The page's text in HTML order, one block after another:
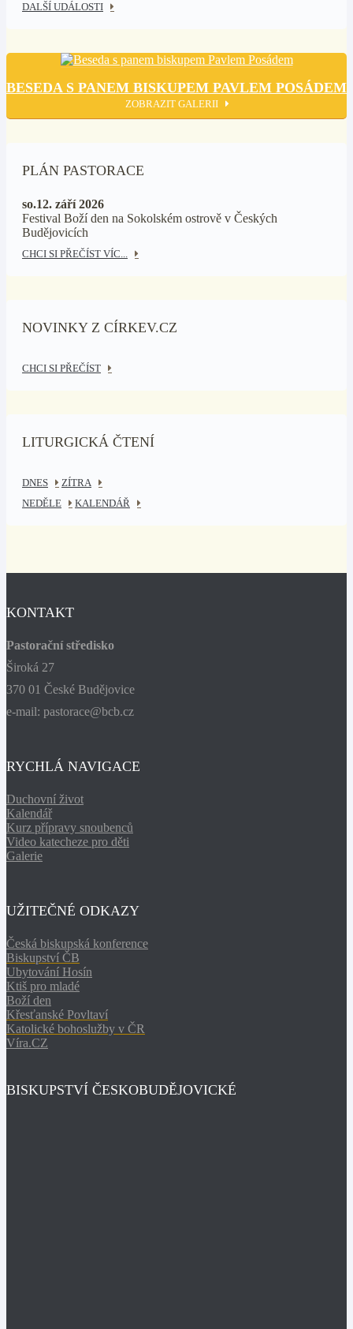
DALŠÍ UDÁLOSTI
BESEDA S PANEM BISKUPEM PAVLEM POSÁDEM
ZOBRAZIT GALERII
PLÁN PASTORACE
so.12. září 2026
Festival Boží den na Sokolském ostrově v Českých
Budějovicích
CHCI SI PŘEČÍST VÍC...
NOVINKY Z CÍRKEV.CZ
CHCI SI PŘEČÍST
LITURGICKÁ ČTENÍ
DNES
ZÍTRA
NEDĚLE
KALENDÁŘ
KONTAKT
Pastorační středisko
Široká 27
370 01 České Budějovice
e-mail: pastorace@bcb.cz
RYCHLÁ NAVIGACE
Duchovní život
Kalendář
Kurz přípravy snoubenců
Video katecheze pro děti
Galerie
UŽITEČNÉ ODKAZY
Česká biskupská konference
Biskupství ČB
Ubytování Hosín
Ktiš pro mladé
Boží den
Křesťanské Povltaví
Katolické bohoslužby v ČR
Víra.CZ
BISKUPSTVÍ ČESKOBUDĚJOVICKÉ